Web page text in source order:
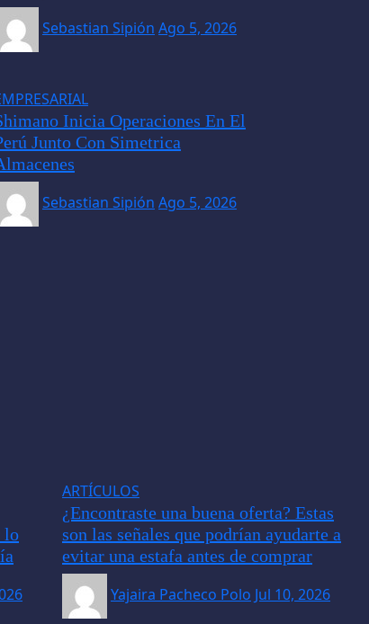
Sebastian Sipión Ago 5, 2026
Inicia Operaciones En El
Junto Con Simetrica
Sebastian Sipión Ago 5, 2026
lo
ARTÍCULOS
¿Encontraste una buena oferta? Estas
son las señales que podrían ayudarte a
evitar una estafa antes de comprar
Yajaira Pacheco Polo Jul 10, 2026